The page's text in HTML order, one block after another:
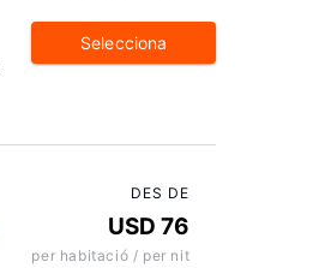
Selecciona
DES DE
USD 76
per habitació / per nit